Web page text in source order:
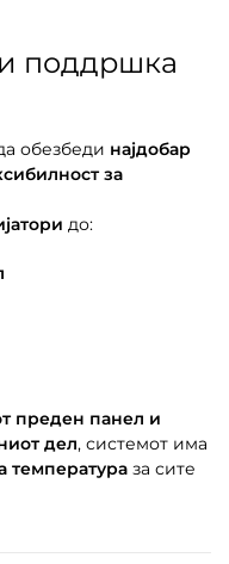
поддршка
обезбеди најдобар
за
до:
преден панел и
дел, системот има
температура за сите